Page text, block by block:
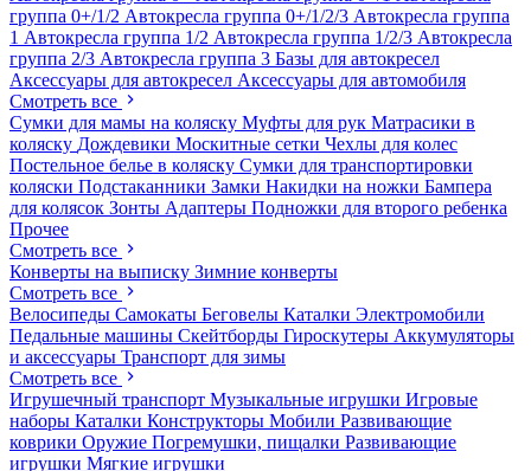
группа 0+/1/2 Автокресла группа 0+/1/2/3 Автокресла группа
1 Автокресла группа 1/2 Автокресла группа 1/2/3 Автокресла
группа 2/3 Автокресла группа 3 Базы для автокресел
Аксессуары для автокресел Аксессуары для автомобиля
Смотреть все
Сумки для мамы на коляску Муфты для рук Матрасики в
коляску Дождевики Москитные сетки Чехлы для колес
Постельное белье в коляску Сумки для транспортировки
коляски Подстаканники Замки Накидки на ножки Бампера
для колясок Зонты Адаптеры Подножки для второго ребенка
Прочее
Смотреть все
Конверты на выписку Зимние конверты
Смотреть все
Велосипеды Самокаты Беговелы Каталки Электромобили
Педальные машины Скейтборды Гироскутеры Аккумуляторы
и аксессуары Транспорт для зимы
Смотреть все
Игрушечный транспорт Музыкальные игрушки Игровые
наборы Каталки Конструкторы Мобили Развивающие
коврики Оружие Погремушки, пищалки Развивающие
игрушки Мягкие игрушки